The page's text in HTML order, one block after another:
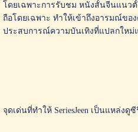
โดยเฉพาะการรับชม หนังสั้นจีนแนว
ถือโดยเฉพาะ ทำให้เข้าถึงอารมณ์ขอ
ประสบการณ์ความบันเทิงที่แปลกใหม่
จุดเด่นที่ทำให้ SeriesJeen เป็นแหล่ง